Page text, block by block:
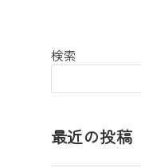
検索
最近の投稿